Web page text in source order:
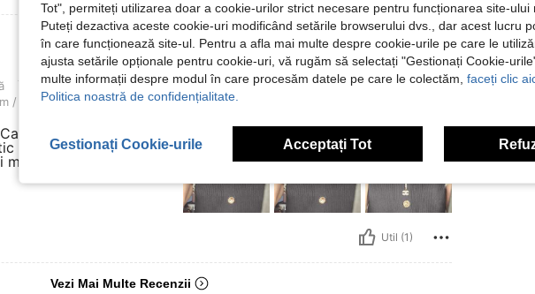
167 cm / 66 in, Greutate: 58 kg / 128 lbs, Bust: 90 cm / 35 in, Talie: 75 cm / 30 in, Șolduri: 90 cm / 35 in,
Înălţime:167 cm / 66 in Greutate:58 kg / 128 lbs Bust: 90 cm / 35 in
/ 35 in Forma corpului:Clepsidră Culoare:
materialului
dar atat cat trebuie, mi-
lejer.
Util (1)
Vezi Mai Multe Recenzii
Tot", permiteți utilizarea doar a cookie-urilor strict necesare pentru funcționarea site-ului
Puteți dezactiva aceste cookie-uri modificând setările browserului dvs., dar acest lucru
în care funcționează site-ul. Pentru a afla mai multe despre cookie-urile pe care le
ajusta setările opționale pentru cookie-uri, vă rugăm să selectați "Gestionați Cookie-
multe informații despre modul în care procesăm datele pe care le colectăm, faceți clic
Politica noastră de confidențialitate.
Gestionați Cookie-urile Acceptați Tot